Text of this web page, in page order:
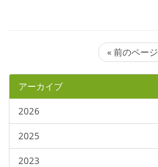
« 前のページ
アーカイブ
2026
2025
2023